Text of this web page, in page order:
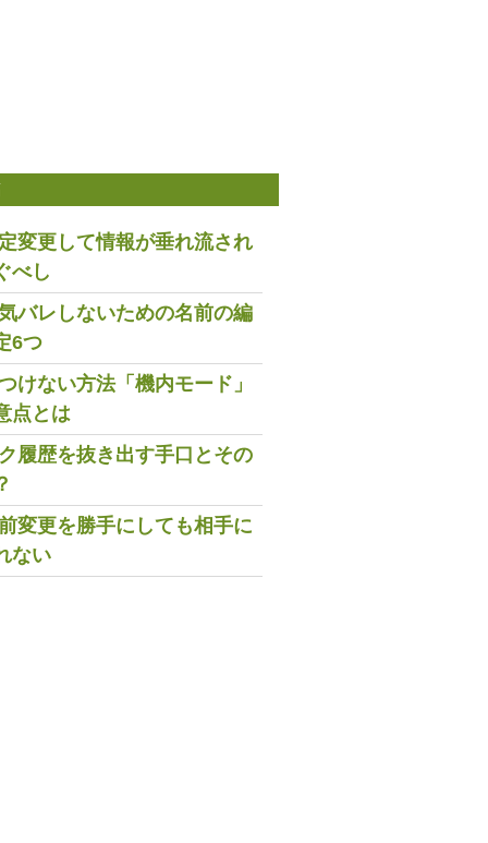
変更して情報が垂れ流され
べし
バレしないための名前の編
6つ
けない方法「機内モード」
点とは
履歴を抜き出す手口とその
変更を勝手にしても相手に
ない